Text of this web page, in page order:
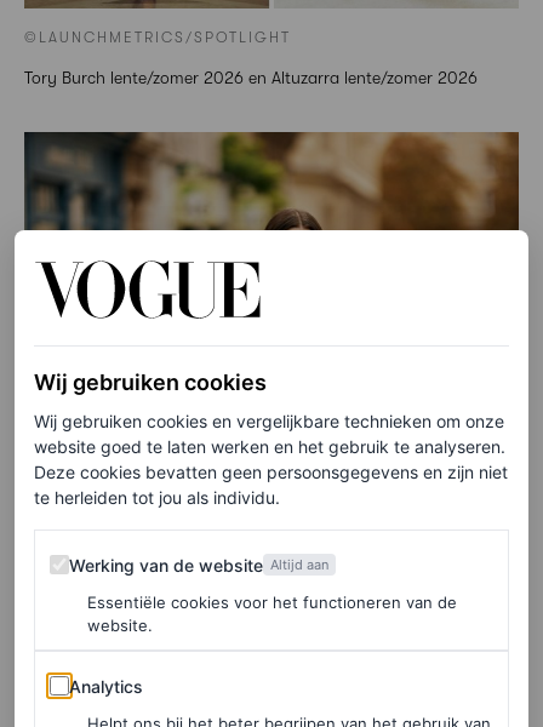
©LAUNCHMETRICS/SPOTLIGHT
Tory Burch lente/zomer 2026 en Altuzarra lente/zomer 2026
Wij gebruiken cookies
Wij gebruiken cookies en vergelijkbare technieken om onze
website goed te laten werken en het gebruik te analyseren.
Deze cookies bevatten geen persoonsgegevens en zijn niet
te herleiden tot jou als individu.
Werking van de website
Werking van de website Altijd aan
Essentiële cookies voor het functioneren van de
website.
Analytics
Analytics